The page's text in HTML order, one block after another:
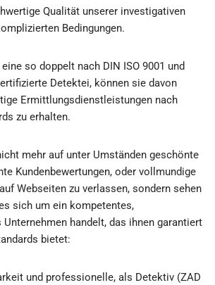
Qualität unserer investigativen
Bedingungen.
so doppelt nach DIN ISO 9001 und
Detektei, können sie davon
Ermittlungsdienstleistungen nach
zu erhalten.
mehr auf unter Umständen geschönte
Kundenbewertungen, oder vollmundige
Webseiten zu verlassen, sondern sehen
sich um ein kompetentes,
handelt, das ihnen garantiert
bietet:
und professionelle, als Detektiv (ZAD